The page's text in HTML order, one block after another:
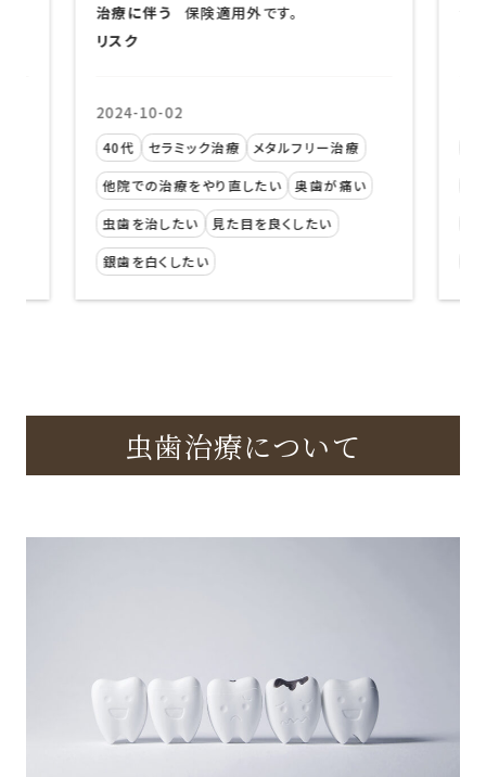
インプラントとは
入れ歯とは
関連するページ
治療に伴う
リスク
保険適用外です。
2024-10-02
70代 メタルフリー治療
他院での治療をやり直したい 奥歯が痛い
虫歯を治したい 見た目を良くしたい
銀歯を白くしたい
虫歯治療について